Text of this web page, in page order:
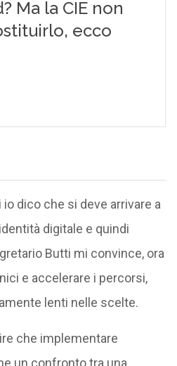
dico che si deve arrivare a
digitale e quindi
Butti mi convince, ora
e accelerare i percorsi,
lenti nelle scelte.
che implementare
un confronto tra una